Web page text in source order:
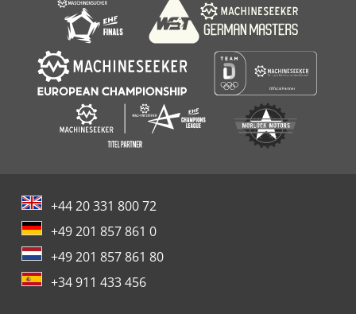
+44 20 331 800 72
+49 201 857 861 0
+49 201 857 861 80
+34 911 433 456